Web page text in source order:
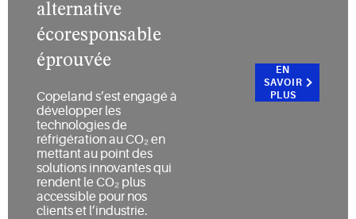
alternative
écoresponsable
éprouvée
Copeland s’est engagé à
développer les
technologies de
réfrigération au CO₂ en
mettant au point des
solutions innovantes qui
rendent le CO₂ plus
accessible pour nos
clients et l’industrie.
EN
SAVOIR
PLUS